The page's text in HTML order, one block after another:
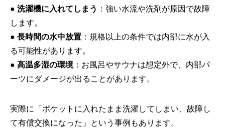
● 洗濯機に入れてしまう ：強い水流や洗剤が原因で故障
します。
● 長時間の水中放置 ：規格以上の条件では内部に水が入
る可能性があります。
● 高温多湿の環境：お風呂やサウナは想定外で、内部パ
ーツにダメージが出ることがあります。
実際に「ポケットに入れたまま洗濯してしまい、故障し
て有償交換になった」という事例もあります。